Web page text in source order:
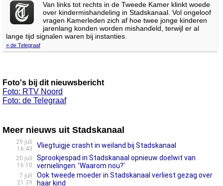
Van links tot rechts in de Tweede Kamer klinkt woede
over kindermishandeling in Stadskanaal. Vol ongeloof
vragen Kamerleden zich af hoe twee jonge kinderen
jarenlang konden worden mishandeld, terwijl er al
lange tijd signalen waren bij instanties.
» de Telegraaf
Foto's bij dit nieuwsbericht
Foto: RTV Noord
Foto: de Telegraaf
Meer nieuws uit Stadskanaal
29 juli
16:43
Vliegtuigje crasht in weiland bij Stadskanaal
20 juli
16:10
Sprookjespad in Stadskanaal opnieuw doelwit van
vernielingen. ’Waarom nou?’
7 juli
21:39
Ook tweede moeder in Stadskanaal verliest gezag over
haar kind